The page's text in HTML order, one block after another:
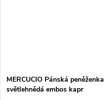
MERCUCIO Pánská peněženka
světlehnědá embos kapr